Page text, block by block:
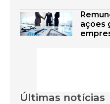
ações
Últimas notícias